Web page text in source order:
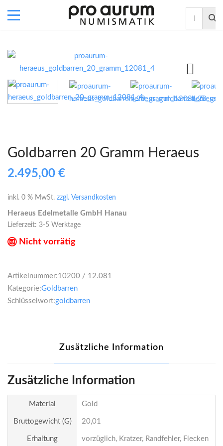
Goldbarren 20 Gramm Heraeus
2.495,00 €
inkl. 0 % MwSt. zzgl. Versandkosten
Heraeus Edelmetalle GmbH Hanau
Lieferzeit: 3-5 Werktage
Nicht vorrätig
Artikelnummer:10200 / 12.081
Kategorie:Goldbarren
Schlüsselwort:goldbarren
Zusätzliche Information
Zusätzliche Information
Material Gold
Bruttogewicht (g) 20,01
Erhaltung vorzüglich, Kratzer, Randfehler, Flecken